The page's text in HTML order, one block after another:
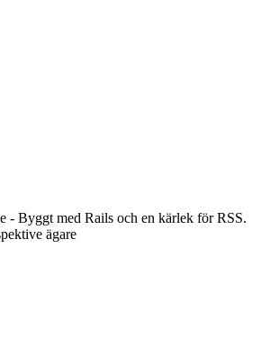
- Byggt med Rails och en kärlek för RSS.
ägare